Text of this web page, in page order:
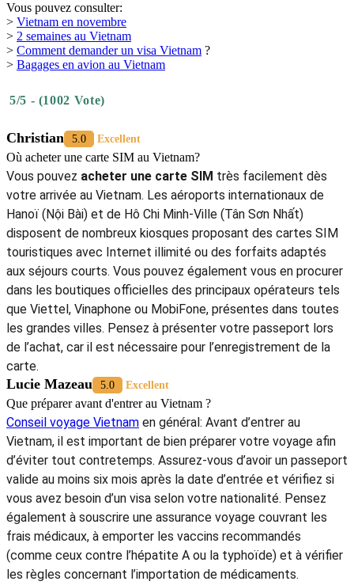
Vous pouvez consulter:
> Vietnam en novembre
> 2 semaines au Vietnam
> Comment demander un visa Vietnam ?
> Bagages en avion au Vietnam
5/5 - (1002 Vote)
Christian 5.0 Excellent
Où acheter une carte SIM au Vietnam?
Vous pouvez acheter une carte SIM très facilement dès
votre arrivée au Vietnam. Les aéroports internationaux de
Hanoï (Nội Bài) et de Hô Chi Minh-Ville (Tân Sơn Nhất)
disposent de nombreux kiosques proposant des cartes SIM
touristiques avec Internet illimité ou des forfaits adaptés
aux séjours courts. Vous pouvez également vous en procurer
dans les boutiques officielles des principaux opérateurs tels
que Viettel, Vinaphone ou MobiFone, présentes dans toutes
les grandes villes. Pensez à présenter votre passeport lors
de l’achat, car il est nécessaire pour l’enregistrement de la
carte.
Lucie Mazeau 5.0 Excellent
Que préparer avant d'entrer au Vietnam ?
Conseil voyage Vietnam en général: Avant d’entrer au
Vietnam, il est important de bien préparer votre voyage afin
d’éviter tout contretemps. Assurez-vous d’avoir un passeport
valide au moins six mois après la date d’entrée et vérifiez si
vous avez besoin d’un visa selon votre nationalité. Pensez
également à souscrire une assurance voyage couvrant les
frais médicaux, à emporter les vaccins recommandés
(comme ceux contre l’hépatite A ou la typhoïde) et à vérifier
les règles concernant l’importation de médicaments.